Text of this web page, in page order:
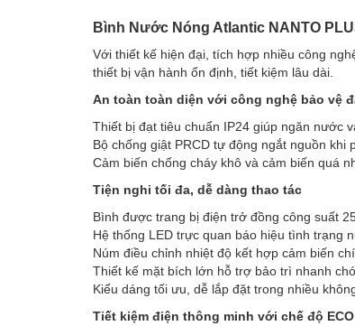
Bình Nước Nóng Atlantic NANTO
Với thiết kế hiện đại, tích hợp nhiều công
thiết bị vận hành ổn định, tiết kiệm lâu dài.
An toàn toàn diện với công nghệ bảo vệ
Thiết bị đạt tiêu chuẩn IP24 giúp ngăn nước
Bộ chống giật PRCD tự động ngắt nguồn khi
Cảm biến chống cháy khô và cảm biến quá
Tiện nghi tối đa, dễ dàng thao tác
Bình được trang bị điện trở đồng công suất
Hệ thống LED trực quan báo hiệu tình trạng
Núm điều chỉnh nhiệt độ kết hợp cảm biến
Thiết kế mặt bích lớn hỗ trợ bảo trì nhanh
Kiểu dáng tối ưu, dễ lắp đặt trong nhiều
Tiết kiệm điện thông minh với chế độ ECO